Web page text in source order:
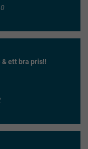
ett bra pris!!